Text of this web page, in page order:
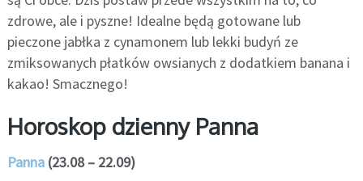
zdrowe, ale i pyszne! Idealne będą gotowane lub
pieczone jabłka z cynamonem lub lekki budyń ze
zmiksowanych płatków owsianych z dodatkiem banana i
kakao! Smacznego!
Horoskop dzienny Panna
Panna(23.08 – 22.09)